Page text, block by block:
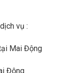
vụ :
Mai Động
Động